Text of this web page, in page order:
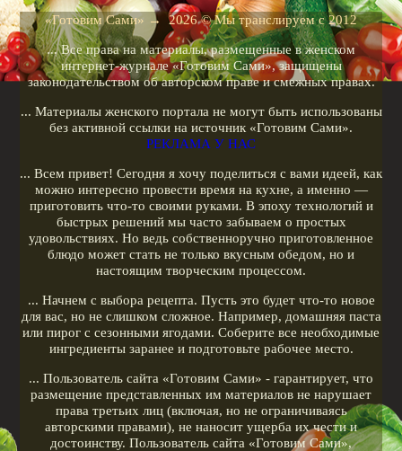
Рецепты для кухонных машин
Рецепты для кофеварок
Рецепты для гриля
Кулинарные рецепты
Меню диеты
Показать все теги
РЕКЛАМА У НАС
«Готовим Сами» →2026© Мы транслируем с 2012
... Все права на материалы, размещенные в женском
интернет-журнале «Готовим Сами», защищены
законодательством об авторском праве и смежных правах.
... Материалы женского портала не могут быть использованы
без активной ссылки на источник «Готовим Сами».
РЕКЛАМА У НАС
... Всем привет! Сегодня я хочу поделиться с вами идеей, как
можно интересно провести время на кухне, а именно —
приготовить что-то своими руками. В эпоху технологий и
быстрых решений мы часто забываем о простых
удовольствиях. Но ведь собственноручно приготовленное
блюдо может стать не только вкусным обедом, но и
настоящим творческим процессом.
... Начнем с выбора рецепта. Пусть это будет что-то новое
для вас, но не слишком сложное. Например, домашняя паста
или пирог с сезонными ягодами. Соберите все необходимые
ингредиенты заранее и подготовьте рабочее место.
... Пользователь сайта «Готовим Сами» - гарантирует, что
размещение представленных им материалов не нарушает
права третьих лиц (включая, но не ограничиваясь
авторскими правами), не наносит ущерба их чести и
достоинству. Пользователь сайта «Готовим Сами»,